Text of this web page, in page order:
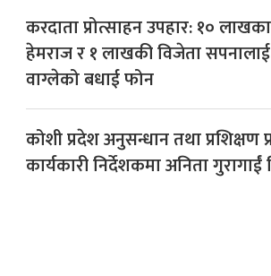
करदाता प्रोत्साहन उपहार: १०
हेमराज र १ लाखकी विजेता सपनालाई
वाग्लेको बधाई फोन
कोशी प्रदेश अनुसन्धान तथा प्रशिक्षण
कार्यकारी निर्देशकमा अनिता गुरागाईं